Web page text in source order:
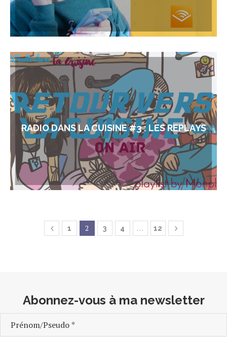
Le Blog Mes actus
RADIO DANS LA CUISINE #3 : LES REPLAYS
1 2 3 4 … 12
Abonnez-vous à ma newsletter